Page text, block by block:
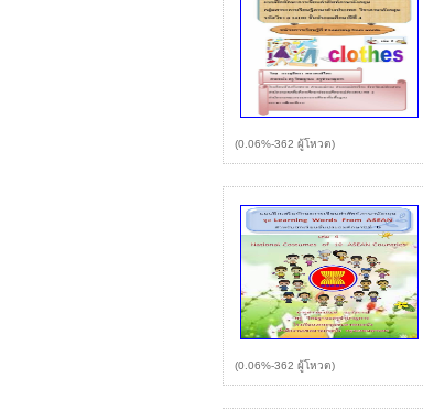
(0.06%-362 ผู้โหวต)
(0.06%-362 ผู้โหวต)